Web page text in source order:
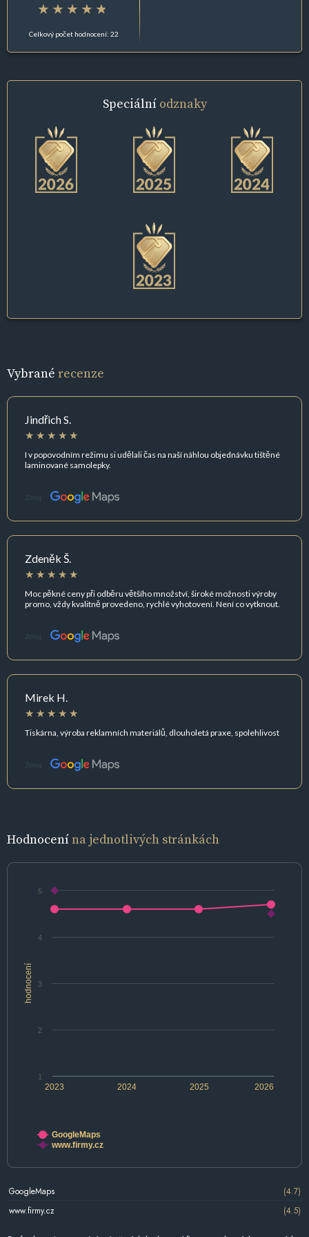
Celkový počet hodnocení: 22
Speciální odznaky
Vybrané recenze
Jindřich S.
I v popovodním režimu si udělali čas na naší náhlou objednávku tištěné
laminované samolepky.
Zdroj:
Zdeněk Š.
Moc pěkné ceny při odběru většího množství, široké možnosti výroby
promo, vždy kvalitně provedeno, rychlé vyhotovení. Není co vytknout.
Zdroj:
Mirek H.
Tiskárna, výroba reklamních materiálů, dlouholetá praxe, spolehlivost
Zdroj:
Hodnocenína jednotlivých stránkách
hodnocení
2024 2026
2023 2025
1
2
3
4
5
GoogleMaps
www.firmy.cz
GoogleMaps
(4.7)
www.firmy.cz
(4.5)